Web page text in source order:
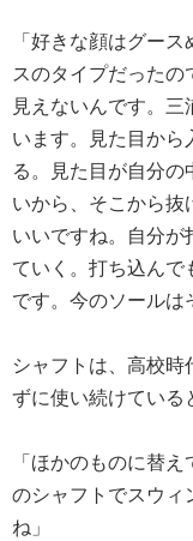
「好きな顔はグー
スのタイプだったの
見えないんです。
います。見た目から
る。見た目が自分
いから、そこから抜
いいですね。自分
ていく。打ち込んで
です。今のソール
シャフトは、高校
ずに使い続けている
「ほかのものに替
のシャフトでスウィ
ね」